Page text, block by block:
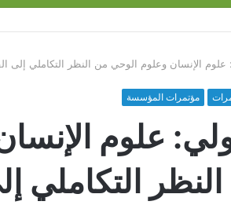
علوم الإنسان وعلوم الوحي من النظر التكاملي إلى
مؤتمرات المؤسسة
علوم
التكاملي